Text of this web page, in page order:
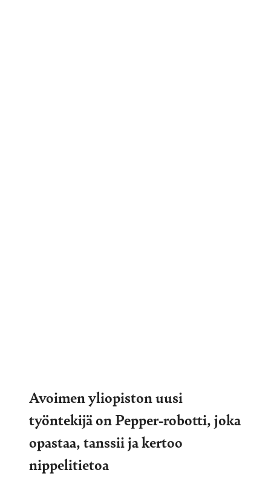
Avoimen yliopiston uusi
työntekijä on Pepper-robotti, joka
opastaa, tanssii ja kertoo
nippelitietoa